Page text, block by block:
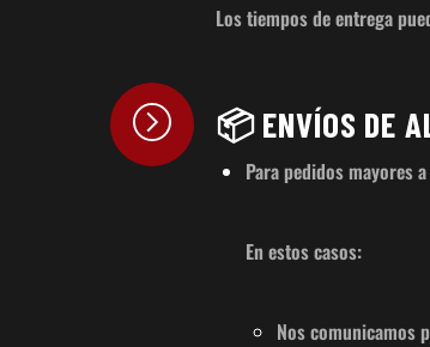
Los tiempos de entrega
📦 ENVÍOS DE
Para pedidos mayores
En estos casos:
Nos comunicamos